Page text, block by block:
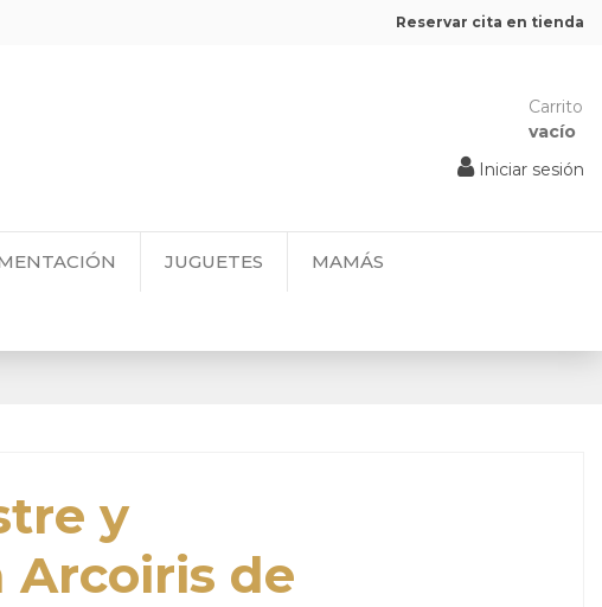
Reservar cita en tienda
Carrito
vacío
Iniciar sesión
JUGUETES MAMÁS
y
de